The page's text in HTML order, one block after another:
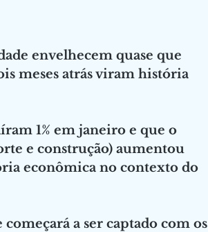
envelhecem quase que
meses atrás viram história
1% em janeiro e que o
e construção) aumentou
econômica no contexto do
a ser captado com os